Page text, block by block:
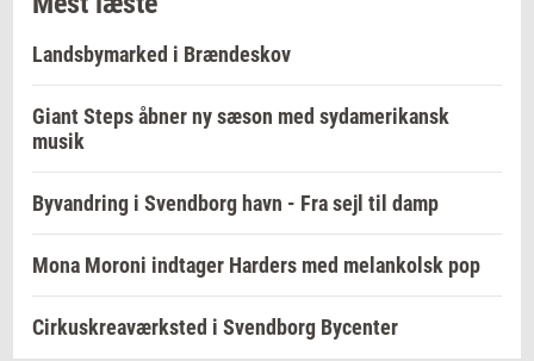
Landsbymarked i Brændeskov
Giant Steps åbner ny sæson med sydamerikansk
musik
Byvandring i Svendborg havn - Fra sejl til damp
Mona Moroni indtager Harders med melankolsk pop
Cirkuskreaværksted i Svendborg Bycenter